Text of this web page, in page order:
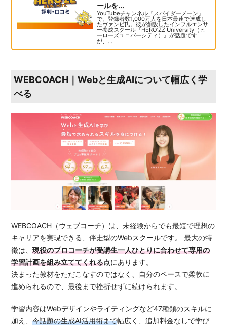
ールを...
YouTubeチャンネル『スパイダーメーン』
で、登録者数1,000万人を日本最速で達成し
たヴァンビ氏。彼が創設したインフルエンサ
ー養成スクール『HERO’ZZ University（ヒ
ーローズユニバーシティ）』が話題です
が、...
WEBCOACH｜Webと生成AIについて幅広く学
べる
WEBCOACH（ウェブコーチ）は、未経験からでも最短で理想の
キャリアを実現できる、伴走型のWebスクールです。 最大の特
徴は、現役のプロコーチが受講生一人ひとりに合わせて専用の
学習計画を組み立ててくれる点にあります。
決まった教材をただこなすのではなく、自分のペースで柔軟に
進められるので、最後まで挫折せずに続けられます。
学習内容はWebデザインやライティングなど47種類のスキルに
加え、今話題の生成AI活用術まで幅広く、追加料金なしで学び